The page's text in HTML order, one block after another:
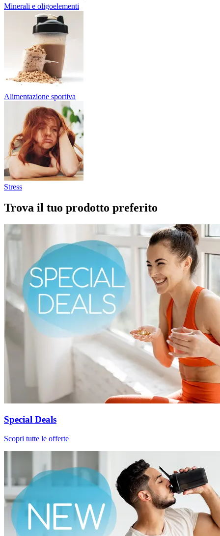
Minerali e oligoelementi
Alimentazione sportiva
Stress
Trova il tuo prodotto preferito
Special Deals
Scopri tutte le offerte